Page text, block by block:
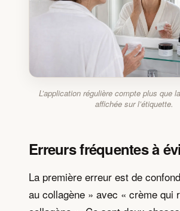
L’application régulière compte plus que
affichée sur l’étiquette.
Erreurs fréquentes à
La première erreur est de
au collagène » avec « crème qui